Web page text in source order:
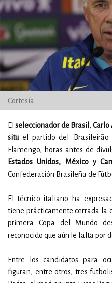
Cortesía
El seleccionador de Brasil , Carlo
situel partido del 'Brasileirão'
Flamengo, horas antes de
Estados Unidos, México y
Confederación Brasileña de
El técnico italiano ha
tiene prácticamente cerrada la
primera Copa del Mundo
reconocido que aún le falta por
Entre los candidatos para
figuran, entre otros, tres